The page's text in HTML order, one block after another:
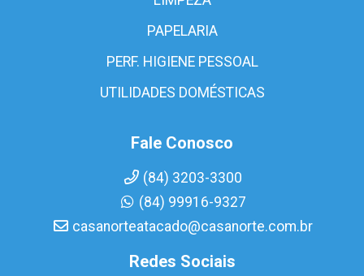
PAPELARIA
PERF. HIGIENE PESSOAL
UTILIDADES DOMÉSTICAS
Fale Conosco
(84) 3203-3300
(84) 99916-9327
casanorteatacado@casanorte.com.br
Redes Sociais